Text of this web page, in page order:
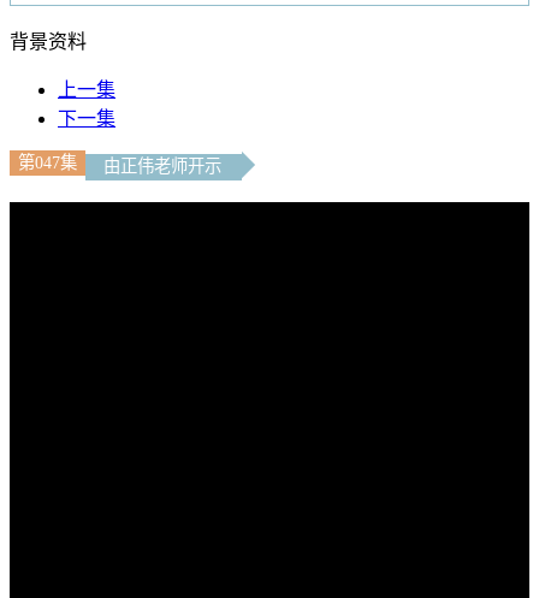
背景资料
上一集
下一集
第047集 由正伟老师开示